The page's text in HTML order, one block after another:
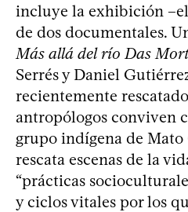
incluye la exhibición –el
de dos documentales.
Más allá del río Das
Serrés y Daniel
recientemente
antropólogos conviven
grupo indígena de Mato
rescata escenas de la
“prácticas
y ciclos vitales por los